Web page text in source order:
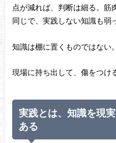
点が減れば、判断は細る。筋
同じで、実践しない知識も弱
知識は棚に置くものではない。
現場に持ち出して、傷をつけ
実践とは、知識を現
ある